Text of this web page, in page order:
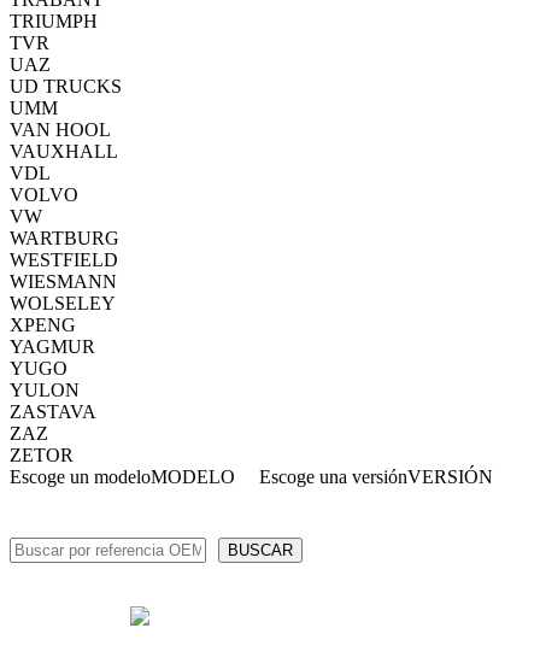
TRIUMPH
TVR
UAZ
UD TRUCKS
UMM
VAN HOOL
VAUXHALL
VDL
VOLVO
VW
WARTBURG
WESTFIELD
WIESMANN
WOLSELEY
XPENG
YAGMUR
YUGO
YULON
ZASTAVA
ZAZ
ZETOR
Escoge un modeloMODELO Escoge una versiónVERSIÓN